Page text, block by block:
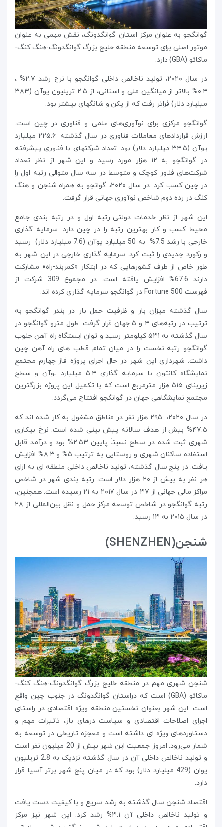
گوانگجو به عنوان مرکز استان گوانگدونگ، نقش مهمی‌ به عنوان
موتور اصلی برای توسعه منطقه خلیج بزرگ گوانگدونگ-هنگ کنگ-
ماکائو (GBA) دارد.
در سال ۲۰۲۰، تولید ناخالص داخلی گوانگجو با نرخ رشد ۲.۷% ،
۰.۴% بالاتر از میانگین ملی و استانی، از ۲.۵ تریلیون یوآن (۳۸۳
میلیارد دلار) فراتر رفت که از پکن و شانگهای بیشتر بود.
گوانگجو مرکزی برای نوآوری‌های علمی و فناوری در چین است.
ارزش قراردادهای معاملات فناوری در سال گذشته ۲۲۵.۶ میلیارد
یوآن (۳۴.۵ میلیارد دلار) بود. تعداد شرکتهای با فناوری پیشرفته
در گوانگجو به ۱۲ هزار مورد رسید و این شهر از نظر تعداد
شرکت‌های فناور کوچک و متوسط در سه سال متوالی رتبه اول را
در چین کسب کرد. در سال ۲۰۲۰، گوانجو به همراه شنجن و هنگ
کنگ در رده دوم شاخص نوآوری جهانی قرار گرفت.
این شهر از نظر خدمات دولتی رتبه اول و در رتبه بندی جامع
محیط کسب و کار بهترین رتبه را در چین دارد. سرمایه گذاری
خارجی با رشد 7.5% به 50 میلیارد یوآن (7.6 میلیارد دلار) رسید
و رکورد جدیدی را ثبت کرد. سرمایه گذاری خارجی در این شهر به
طور خاص از طرف کشورهایی که در ابتکار «کمربند-راه» مشارکت
دارند 67.6% افزایش یافته است. در مجموع 309 شرکت از
فهرست Fortune 500 در گوانگجو سرمایه گذاری کرده اند.
سال گذشته میزان بار و ظرفیت حمل بار در بندر گوانگجو به
ترتیب در رتبه‌های ۴ و ۵ جهان قرار گرفت. طول مترو گوانگجو در
سال گذشته به ۵۳۱ کیلومتر رسید و توان ایستگاه راه آهن جنوب
گوانگجو رتبه نخست را در میان تمام قطب های راه آهن چین
داشت. شهرداری این شهر در حال اجرای پروژه فاز چهارم مجتمع
نمایشگاه کانتون با سرمایه گذاری ۵.۴ میلیارد یوآن و سطح
زیربنای ۵۱۵ هزار مترمربع است که با تکمیل این پروژه بزرگترین
مجتمع نمایشگاهی جهان در گوانگجو افتتاح می‌گردد.
در سال ۲۰۲۰، ۲۹۵ هزار نفر در مناطق مشغول به کار شده اند که
۴۷.۵% بیش از هدف سالانه پیش بینی شده است. نرخ بیکاری
شهری ثبت شده در سطح نسبتاً پایین ۲.۵۳% بود و درآمد قابل
استفاده ساکنان شهری و روستایی به ترتیب ۵% و ۸.۳% افزایش
یافت. در پنج سال گذشته، تولید ناخالص داخلی منطقه ای به ازای
هر نفر به بیش از ۲۰ هزار دلار است. رتبه بندی شهر در شاخص
مراکز مالی جهانی از ۳۷ در سال ۲۰۱۷ به ۲۱ رسیده است. همچنین،
رتبه گوانگجو در شاخص توسعه مرکز حمل و نقل بین‌المللی از ۲۸
در سال ۲۰۱۵ به ۱۳ رسید.
شنجن(SHENZHEN)
شنجن شهری مهم در منطقه خلیج بزرگ گوانگدونگ-هنگ کنگ-
ماکائو (GBA) است که دراستان گوانگدونگ در جنوب چین واقع
است. این شهر بعنوان نخستین منطقه ویژه اقتصادی در راستای
اجرای اصلاحات اقتصادی و سیاست درهای باز، تأثیرات مهم و
دستاوردهای ویژه ای داشته است و معجزه تاریخی در توسعه به
شمار می‌رود. امروز جمعیت این شهر بیش از 20 میلیون نفر است
و تولید ناخالص داخلی آن در سال گذشته نزدیک به 2.8 تریلیون
یوان (429 میلیارد دلار) بود که در میان پنج شهر برتر آسیا قرار
دارد.
اقتصاد شنجن سال گذشته به رشد سریع و با کیفیت دست یافت
و تولید ناخالص داخلی آن ۳.۱% رشد کرد. این شهر نیز مرکز